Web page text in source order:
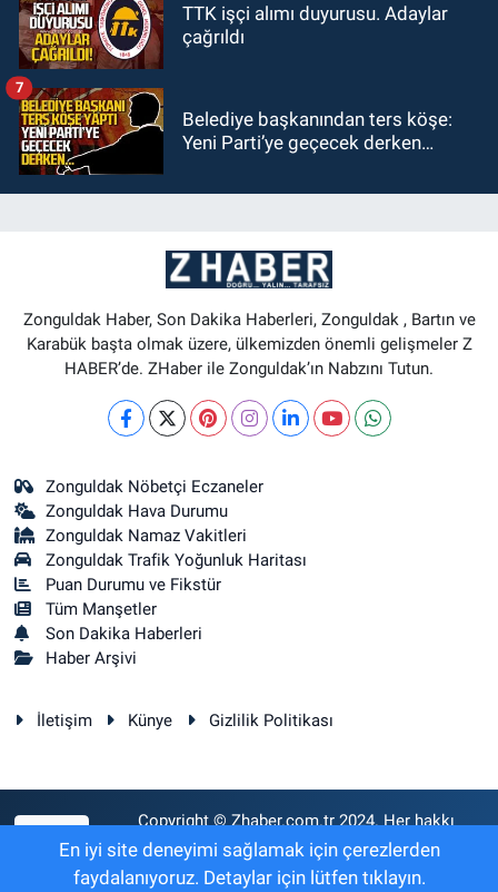
TTK işçi alımı duyurusu. Adaylar
çağrıldı
Belediye başkanından ters köşe:
Yeni Parti’ye geçecek derken…
7
Zonguldak Haber, Son Dakika Haberleri, Zonguldak , Bartın ve
Karabük başta olmak üzere, ülkemizden önemli gelişmeler Z
HABER’de. ZHaber ile Zonguldak’ın Nabzını Tutun.
Zonguldak Nöbetçi Eczaneler
Zonguldak Hava Durumu
Zonguldak Namaz Vakitleri
Zonguldak Trafik Yoğunluk Haritası
Puan Durumu ve Fikstür
Tüm Manşetler
Son Dakika Haberleri
Haber Arşivi
İletişim Künye Gizlilik Politikası
Copyright © Zhaber.com.tr 2024. Her hakkı
saklıdır.
En iyi site deneyimi sağlamak için çerezlerden
faydalanıyoruz. Detaylar için lütfen tıklayın.